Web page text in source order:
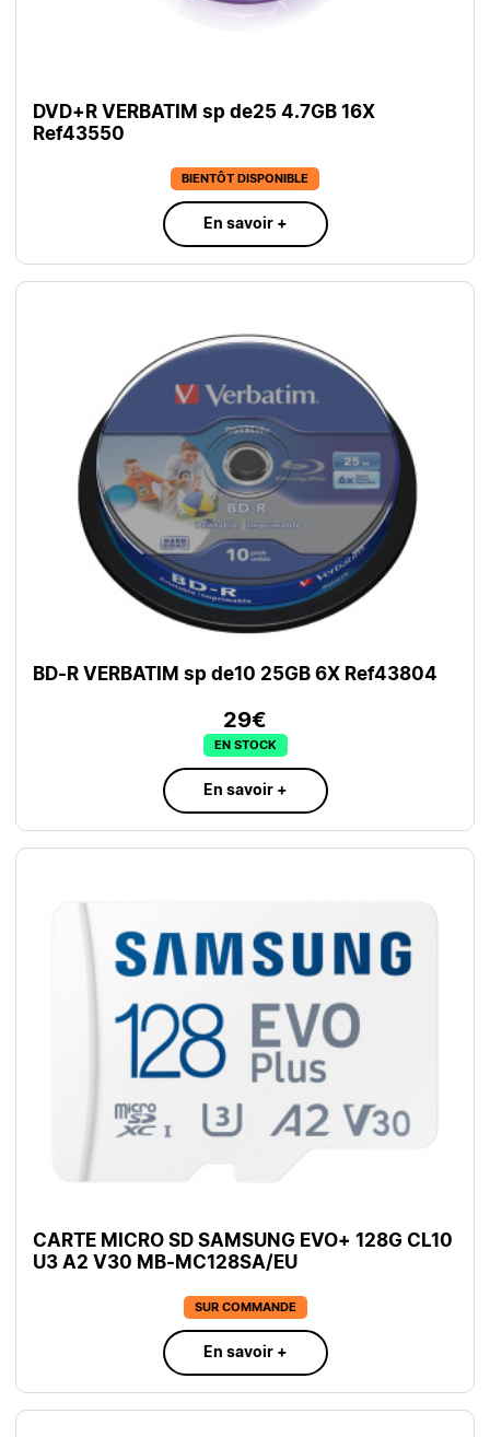
DVD+R VERBATIM sp de25 4.7GB 16X
Ref43550
BIENTÔT DISPONIBLE
En savoir +
BD-R VERBATIM sp de10 25GB 6X Ref43804
29€
EN STOCK
En savoir +
CARTE MICRO SD SAMSUNG EVO+ 128G CL10
U3 A2 V30 MB-MC128SA/EU
SUR COMMANDE
En savoir +